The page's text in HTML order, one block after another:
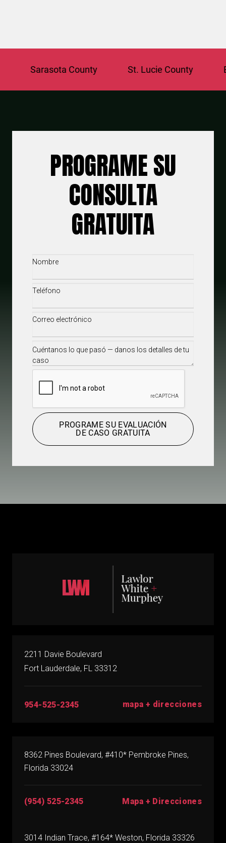
Sarasota County St. Lucie County
PROGRAME SU
CONSULTA
GRATUITA
Nombre(Required)
Teléfono
Correo
Cuéntanos
lo
que
pasó
danos
los
detalles
PROGRAME SU EVALUACIÓN
DE CASO GRATUITA
2211 Davie Boulevard
Fort Lauderdale, FL 33312
954-525-2345 mapa + direcciones
8362 Pines Boulevard, #410* Pembroke Pines,
Florida 33024
(954) 525-2345 Mapa + Direcciones
3014 Indian Trace, #164* Weston, Florida 33326